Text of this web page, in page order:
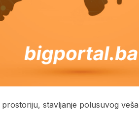
stavljanje polusuvog